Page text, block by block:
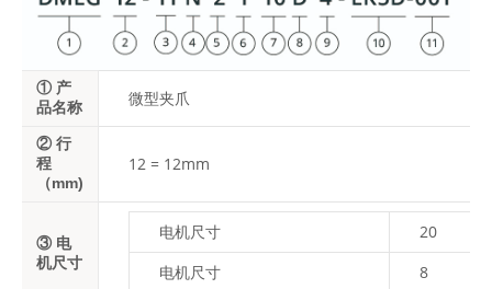
① 产
品名称
微型夹爪
② 行
程
（mm)
12 = 12mm
③ 电
机尺寸
电机尺寸
20
电机尺寸
8